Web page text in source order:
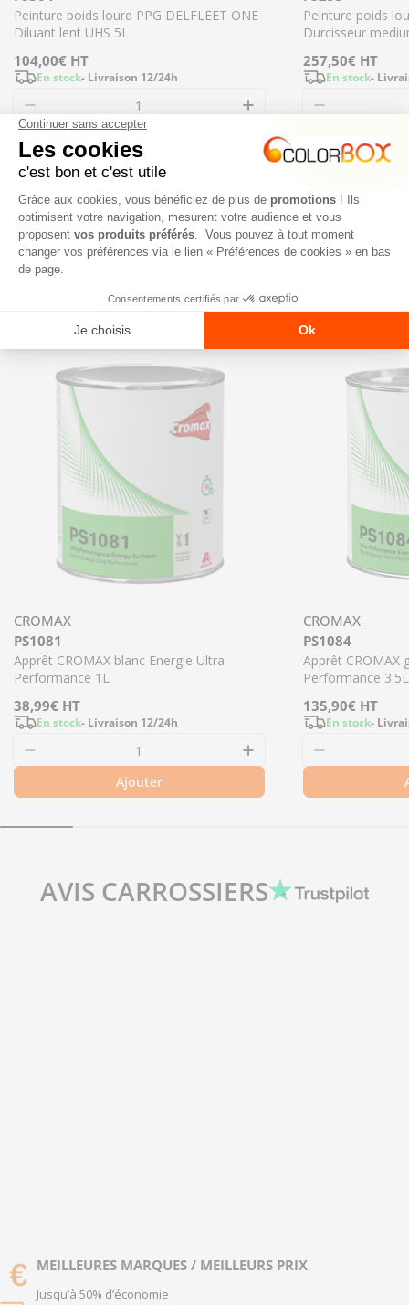
Peinture poids lourd PPG DELFLEET ONE
Diluant lent UHS 5L
Prix
régulier
104,00€ HT
En stock- Livraison 12/24h
Diminuer la quantité pour F8364 - Peinture
Augmenter la
Ajouter
Peinture poids
Durcisseur
Prix
régulier
257,50€ HT
En stock-
NOS NOUVEAUTÉS
TOUT VOIR
CROMAX
PS1081
Apprêt CROMAX blanc Energie Ultra
Performance 1L
Prix
régulier
38,99€ HT
En stock- Livraison 12/24h
Ajouter
CROMAX
PS1084
Apprêt CROMAX
Performance 3.5L
Prix
régulier
135,90€ HT
En stock-
AVIS CARROSSIERS
MEILLEURES MARQUES / MEILLEURS PRIX
Jusqu’à 50% d’économie